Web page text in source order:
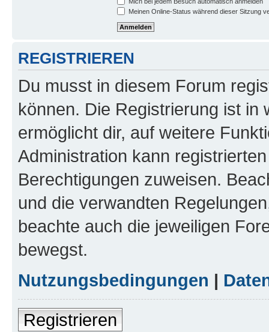
Meinen Online-Status während dieser Sitzung
REGISTRIEREN
Du musst in diesem Forum
können. Die Registrierung ist in
ermöglicht dir, auf weitere
Administration kann
Berechtigungen zuweisen.
und die verwandten
beachte auch die jeweiligen
bewegst.
Nutzungsbedingungen |
Registrieren